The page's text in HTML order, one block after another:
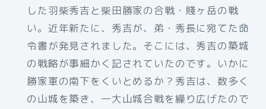
した羽柴秀吉と柴田勝家の合戦・賤ヶ岳の戦
い。近年新たに、秀吉が、弟・秀長に宛てた命
令書が発見されました。そこには、秀吉の築城
の戦略が事細かく記されていたのです。いかに
勝家軍の南下をくいとめるか？秀吉は、数多く
の山城を築き、一大山城合戦を繰り広げたので